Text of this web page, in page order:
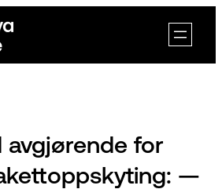
avgjørende for
—